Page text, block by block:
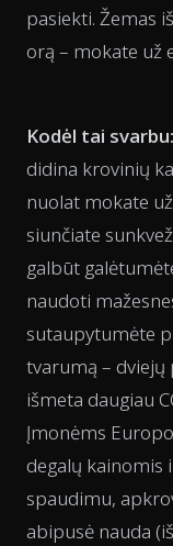
pasiekti. Žemas
orą – mokate už
Kodėl tai svarbu:
didina krovinių
nuolat mokate
siunčiate
galbūt
naudoti
sutaupytumėte
tvarumą –
išmeta daugiau
Įmonėms
degalų kainomis
spaudimu,
abipusė nauda